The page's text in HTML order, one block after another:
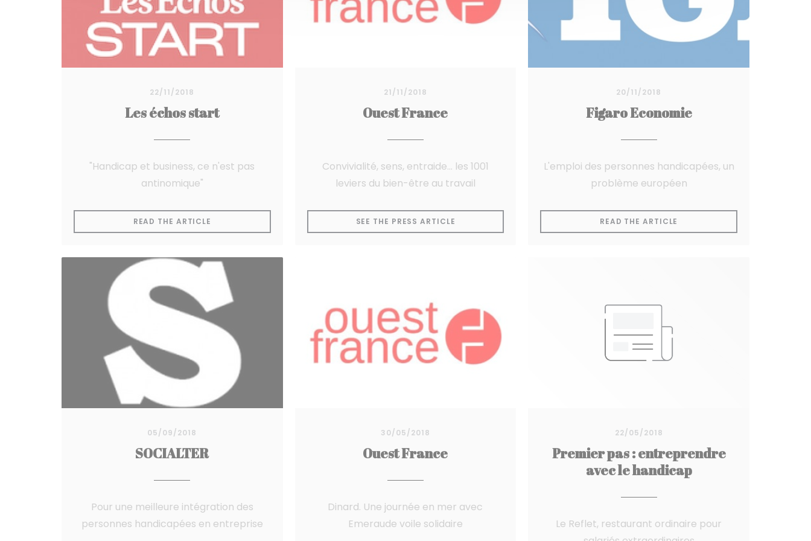
22/11/2018
Les échos start
"Handicap et business, ce n'est pas
antinomique"
READ THE ARTICLE
21/11/2018
Ouest France
Convivialité, sens, entraide... les 1001
leviers du bien-être au travail
SEE THE PRESS ARTICLE
20/11/2018
Figaro Economie
L'emploi des personnes handicapées, un
problème européen
READ THE ARTICLE
05/09/2018
SOCIALTER
Pour une meilleure intégration des
personnes handicapées en entreprise
30/05/2018
Ouest France
Dinard. Une journée en mer avec
Emeraude voile solidaire
22/05/2018
Premier pas : entreprendre
avec le handicap
Le Reflet, restaurant ordinaire pour